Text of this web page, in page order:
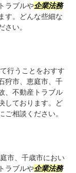
ラブルや企業法務
す。どんな些細な
さい。
行うことをおすす
狩市、恵庭市、千
、不動産トラブル
しております。ど
相談ください。
市、千歳市におい
ラブルや企業法務